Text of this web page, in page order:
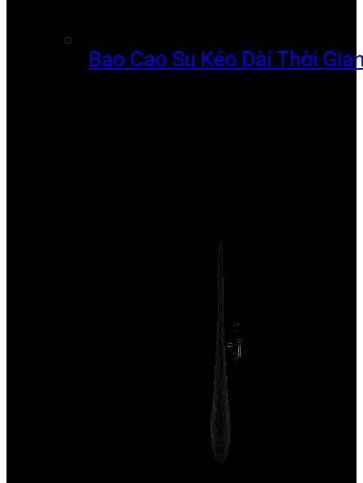
Bao Cao Su Kéo Dài Thời